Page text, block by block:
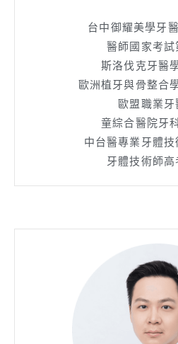
台中御耀美學牙
醫師國家考試
斯洛伐克牙醫
歐洲植牙與骨整合
歐盟職業牙
童綜合醫院牙
中台醫專業牙體技
牙體技術師高